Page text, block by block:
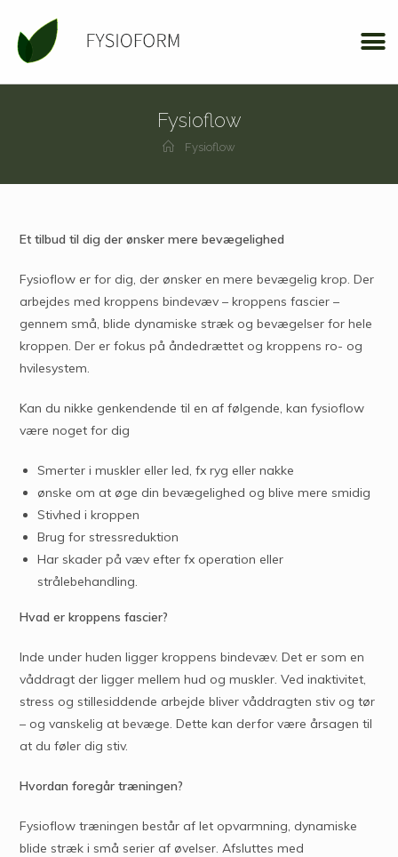
Fysioflow
Fysioflow
Et tilbud til dig der ønsker mere bevægelighed
Fysioflow er for dig, der ønsker en mere bevægelig krop. Der
arbejdes med kroppens bindevæv – kroppens fascier –
gennem små, blide dynamiske stræk og bevægelser for hele
kroppen. Der er fokus på åndedrættet og kroppens ro- og
hvilesystem.
Kan du nikke genkendende til en af følgende, kan fysioflow
være noget for dig
Smerter i muskler eller led, fx ryg eller nakke
ønske om at øge din bevægelighed og blive mere smidig
Stivhed i kroppen
Brug for stressreduktion
Har skader på væv efter fx operation eller
strålebehandling.
Hvad er kroppens fascier?
Inde under huden ligger kroppens bindevæv. Det er som en
våddragt der ligger mellem hud og muskler. Ved inaktivitet,
stress og stillesiddende arbejde bliver våddragten stiv og tør
– og vanskelig at bevæge. Dette kan derfor være årsagen til
at du føler dig stiv.
Hvordan foregår træningen?
Fysioflow træningen består af let opvarmning, dynamiske
blide stræk i små serier af øvelser. Afsluttes med